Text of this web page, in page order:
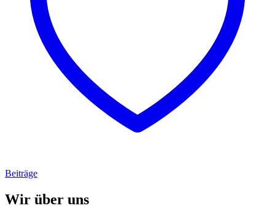
Beiträge
Wir über uns